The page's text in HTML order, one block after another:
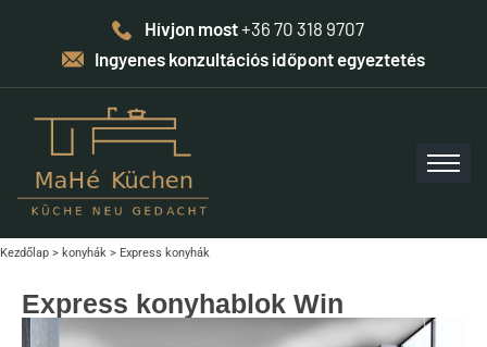
Hívjon most+36 70 318 9707
Ingyenes konzultációs időpont egyeztetés
Kezdőlap > konyhák > Express konyhák
Express konyhablok Win